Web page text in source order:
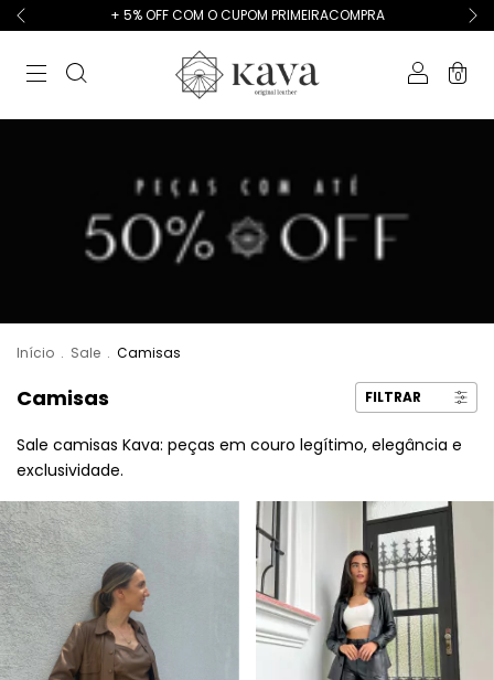
+ 5% OFF COM O CUPOM PRIMEIRACOMPRA
0
Início . Sale . Camisas
Camisas FILTRAR
Sale camisas Kava: peças em couro legítimo, elegância e
exclusividade.